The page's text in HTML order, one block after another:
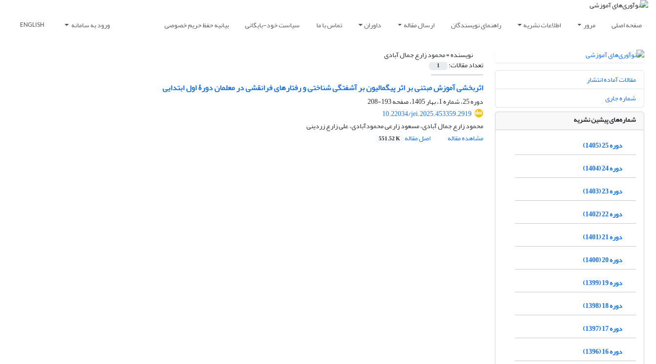
صفحه اصلی مرور اطلاعات نشریه راهنمای نویسندگان ارسال مقاله داوران تماس با ما سیاست خود-بایگانی بیانیه حفظ حریم خصوصی ورود به سامانه ENGLISH
نویسنده =محمود زارع جمال آبادی
تعداد مقالات: 1
اثربخشی آموزش مبتنی بر اثر پیگمالیون بر آشفتگی شناختی و رفتارهای فرانقشی در معلمان دورۀ اول ابتدایی
دوره 25، شماره 1، بهار 1405، صفحه
193-208
10.22034/jei.2025.453359.2919
محمود زارع جمال آبادی، مسعود زارعی محمودآبادی، علی زارع زردینی
مشاهده مقاله
اصل مقاله 551.52 K
مقالات آماده انتشار
شماره جاری
شماره‌های پیشین نشریه
دوره 25 (1405)
دوره 24 (1404)
دوره 23 (1403)
دوره 22 (1402)
دوره 21 (1401)
دوره 20 (1400)
دوره 19 (1399)
دوره 18 (1398)
دوره 17 (1397)
دوره 16 (1396)